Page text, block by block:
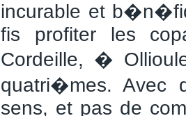
incurable et
fis profiter les
Cordeille, �
quatri�mes. Avec
sens, et pas de